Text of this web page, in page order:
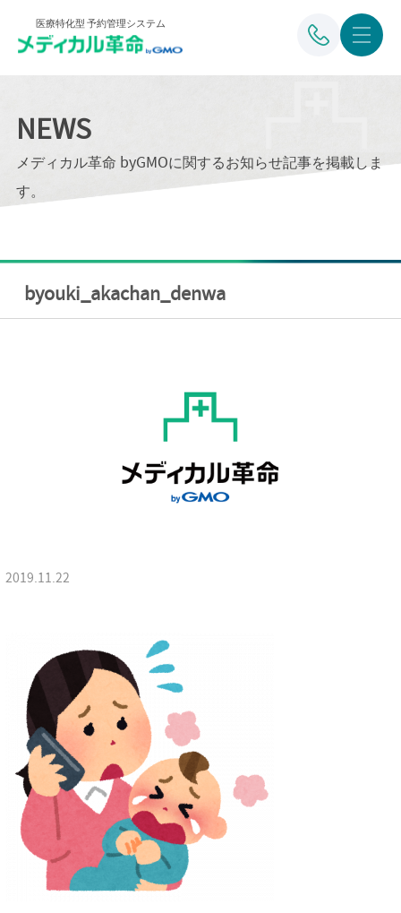
医療特化型 予約管理システム
NEWS
メディカル革命 byGMOに関するお知らせ記事を掲載しま
す。
byouki_akachan_denwa
2019.11.22